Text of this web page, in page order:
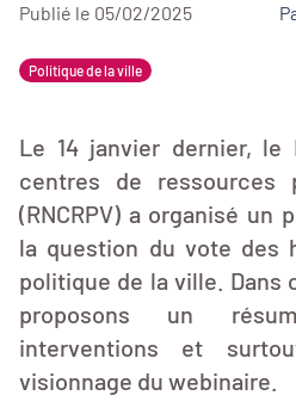
Publié le 05/02/2025
Politique de la ville
Le 14 janvier dernier, le
centres de
(RNCRPV) a organisé un
la question du vote des
politique de la ville. Dans
proposons un
interventions et
visionnage du webinaire.